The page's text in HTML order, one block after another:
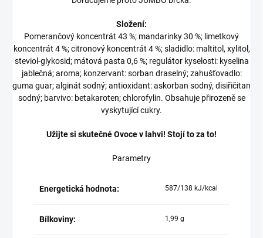
Složení:
Pomerančový koncentrát 43 %; mandarinky 30 %; limetkový
koncentrát 4 %; citronový koncentrát 4 %; sladidlo: maltitol, xylitol,
steviol-glykosid; mátová pasta 0,6 %; regulátor kyselosti: kyselina
jablečná; aroma; konzervant: sorban draselný; zahušťovadlo:
guma guar; alginát sodný; antioxidant: askorban sodný, disiřičitan
sodný; barvivo: betakaroten; chlorofylin. Obsahuje přirozeně se
vyskytující cukry.
Užijte si skutečné Ovoce v lahvi! Stojí to za to!
Parametry
Energetická hodnota: 587/138 kJ/kcal
Bílkoviny: 1,99 g